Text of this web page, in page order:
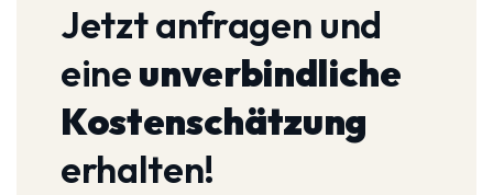
Jetzt anfragen und
eineunverbindliche
Kostenschätzung
erhalten!